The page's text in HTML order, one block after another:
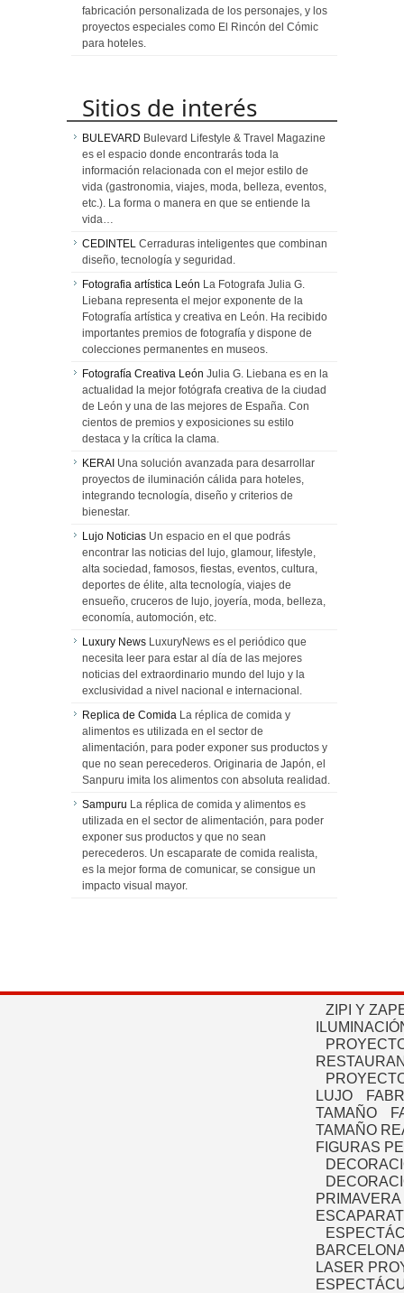
fabricación personalizada de los personajes, y los
proyectos especiales como El Rincón del Cómic
para hoteles.
Sitios de interés
BULEVARD Bulevard Lifestyle & Travel Magazine
es el espacio donde encontrarás toda la
información relacionada con el mejor estilo de
vida (gastronomia, viajes, moda, belleza, eventos,
etc.). La forma o manera en que se entiende la
vida…
CEDINTEL Cerraduras inteligentes que combinan
diseño, tecnología y seguridad.
Fotografia artística León La Fotografa Julia G.
Liebana representa el mejor exponente de la
Fotografía artística y creativa en León. Ha recibido
importantes premios de fotografía y dispone de
colecciones permanentes en museos.
Fotografía Creativa León Julia G. Liebana es en la
actualidad la mejor fotógrafa creativa de la ciudad
de León y una de las mejores de España. Con
cientos de premios y exposiciones su estilo
destaca y la crítica la clama.
KERAI Una solución avanzada para desarrollar
proyectos de iluminación cálida para hoteles,
integrando tecnología, diseño y criterios de
bienestar.
Lujo Noticias Un espacio en el que podrás
encontrar las noticias del lujo, glamour, lifestyle,
alta sociedad, famosos, fiestas, eventos, cultura,
deportes de élite, alta tecnología, viajes de
ensueño, cruceros de lujo, joyería, moda, belleza,
economía, automoción, etc.
Luxury News LuxuryNews es el periódico que
necesita leer para estar al día de las mejores
noticias del extraordinario mundo del lujo y la
exclusividad a nivel nacional e internacional.
Replica de Comida La réplica de comida y
alimentos es utilizada en el sector de
alimentación, para poder exponer sus productos y
que no sean perecederos. Originaria de Japón, el
Sanpuru imita los alimentos con absoluta realidad.
Sampuru La réplica de comida y alimentos es
utilizada en el sector de alimentación, para poder
exponer sus productos y que no sean
perecederos. Un escaparate de comida realista,
es la mejor forma de comunicar, se consigue un
impacto visual mayor.
ZIPI Y
LUJO
TAMAÑO
TAMAÑO
FIGURAS
PRIMAVERA
LASER